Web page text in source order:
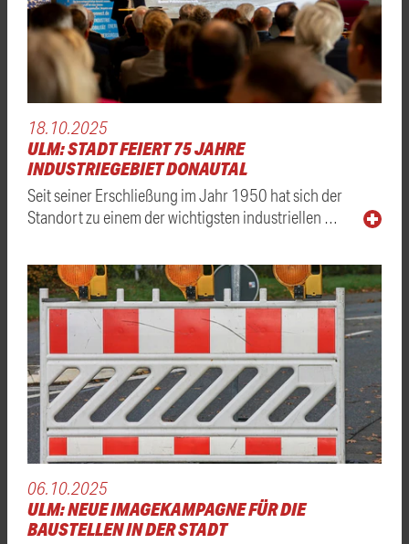
18.10.2025
ULM: STADT FEIERT 75 JAHRE
INDUSTRIEGEBIET DONAUTAL
Seit seiner Erschließung im Jahr 1950 hat sich der
Standort zu einem der wichtigsten industriellen …
06.10.2025
ULM: NEUE IMAGEKAMPAGNE FÜR DIE
BAUSTELLEN IN DER STADT